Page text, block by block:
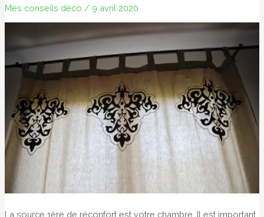
Mes conseils déco / 9 avril 2020
La source 1ère de réconfort est votre chambre. Il est important,